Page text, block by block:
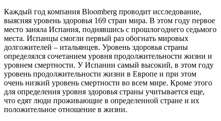
Каждый год компания Bloomberg проводит исследование,
выясняя уровень здоровья 169 стран мира. В этом году первое
место заняла Испания, поднявшись с прошлогоднего седьмого
места. Испанцы смогли первый раз обогнать мировых
долгожителей – итальянцев. Уровень здоровья страны
определялся сочетанием уровня продолжительности жизни и
уровнем смертности. У Испании самый высокий, в этом году
уровень продолжительности жизни в Европе и при этом
очень низкий уровень смертности во всем мире. Кроме этого
для определения уровня здоровья страны учитывается еще,
что едят люди проживающие в определенной стране и их
положительное отношение в жизни.